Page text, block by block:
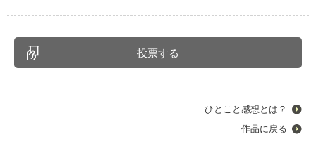
ひとこと感想とは？
作品に戻る